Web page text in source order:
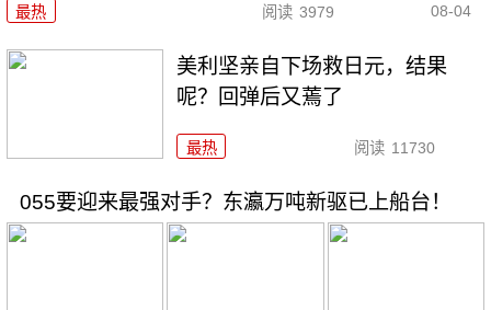
最热 阅读 3979 08-04
美利坚亲自下场救日元，结果
呢？回弹后又蔫了
最热 阅读 11730
055要迎来最强对手？东瀛万吨新驱已上船台！